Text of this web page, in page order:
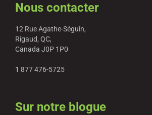
Nous contacter
12 Rue Agathe-Séguin,
Rigaud, QC,
Canada J0P 1P0
1 877 476-5725
Sur notre blogue